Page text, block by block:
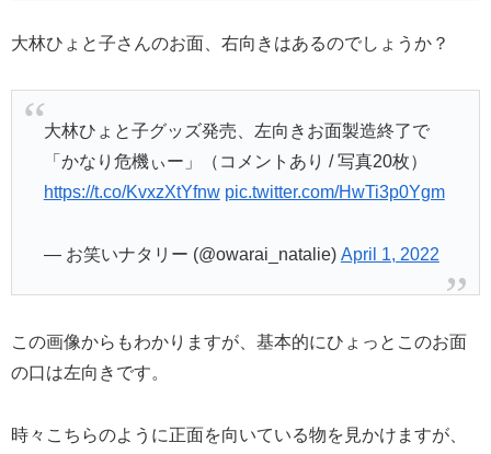
大林ひょと子さんのお面、右向きはあるのでしょうか？
大林ひょと子グッズ発売、左向きお面製造終了で
「かなり危機ぃー」（コメントあり / 写真20枚）
https://t.co/KvxzXtYfnw pic.twitter.com/HwTi3p0Ygm
— お笑いナタリー (@owarai_natalie) April 1, 2022
この画像からもわかりますが、基本的にひょっとこのお面
の口は左向きです。
時々こちらのように正面を向いている物を見かけますが、